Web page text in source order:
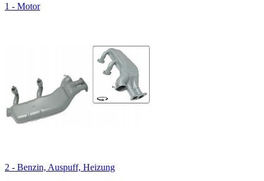
1 - Motor
2 - Benzin, Auspuff, Heizung